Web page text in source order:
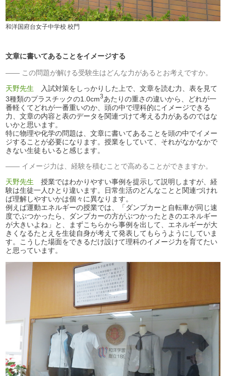
和洋国府台女子中学校 校門
文章に書いてあることをイメージする
この問題が解ける受験生はどんな力があるとお考えですか。
天野先生 入試対策をしっかりした上で、文章を読む力、表を見て
3種類のプラスチックの1.0cm3あたりの重さの違いから、どれが一
番軽くてどれが一番重いのか、頭の中で理科的にイメージできる
力、文章の内容と表のデータを関連づけて考える力があるのではな
いかと思います。
特に物理や化学の問題は、文章に書いてあることを頭の中でイメー
ジすることが必要になります。授業をしていて、それがなかなかで
きない生徒もいると感じます。
イメージ力は、経験を積むことで高めることができますか。
天野先生 授業ではわかりやすい事例を提示して説明しますが、経
験は生徒一人ひとり違います。日常生活のどんなことと関連づけれ
ば理解しやすいかは個々に異なります。
例えば運動エネルギーの授業では、「ダンプカーと自転車が同じ速
度でぶつかったら、ダンプカーの方がぶつかったときのエネルギー
が大きいよね」と、まずこちらから事例を出して、エネルギーが大
きくなるたとえを生徒自身が考えて発表してもらうようにしていま
す。こうした場面をできるだけ設けて理科のイメージ力を育てたい
と思っています。